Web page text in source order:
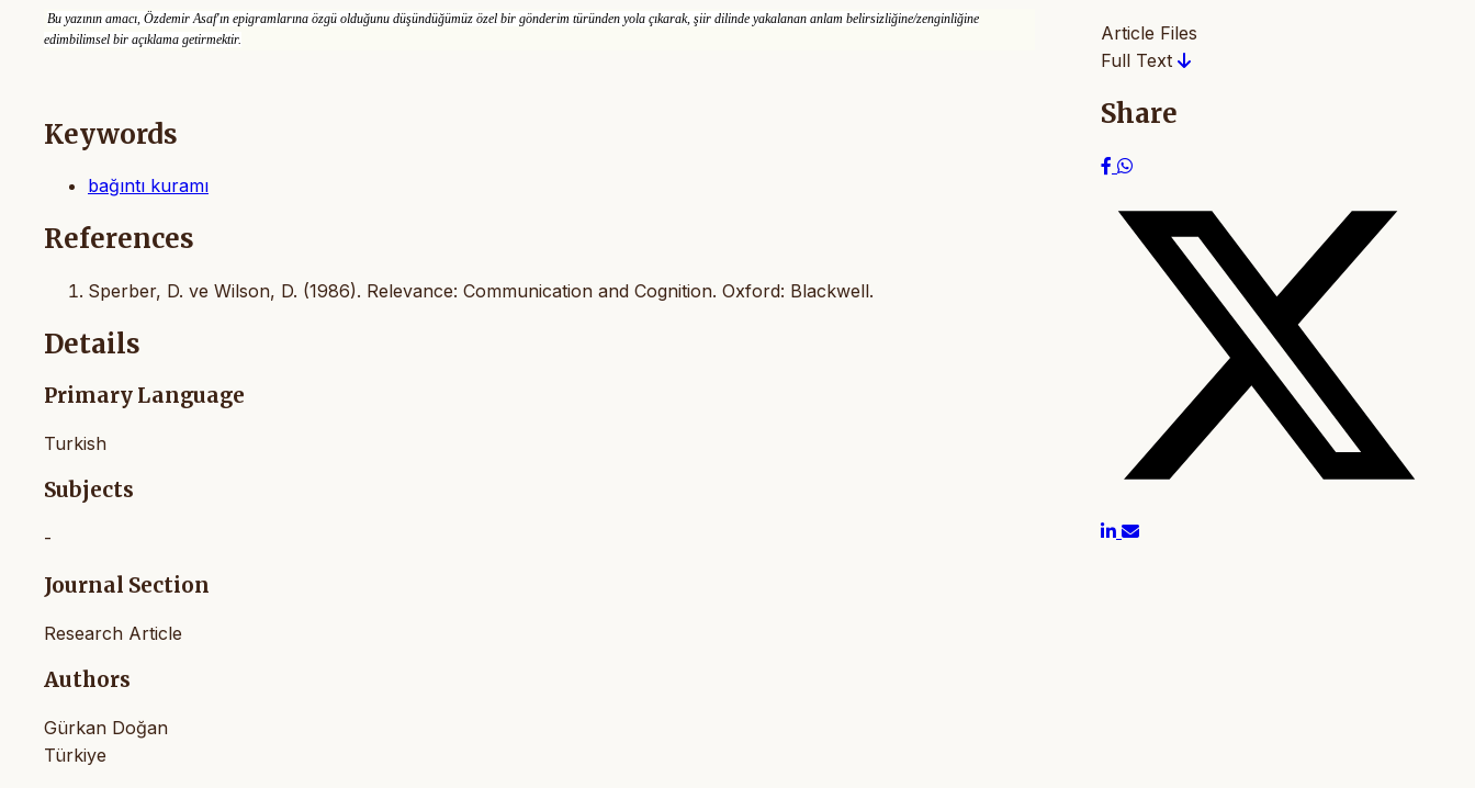
Bu yazının amacı, Özdemir Asaf'ın epigramlarına özgü olduğunu düşündüğümüz özel bir gönderim türünden yola çıkarak, şiir dilinde yakalanan anlam belirsizliğine/zenginliğine
edimbilimsel bir açıklama getirmektir.
Keywords
bağıntı kuramı
References
Sperber, D. ve Wilson, D. (1986). Relevance: Communication and Cognition. Oxford: Blackwell.
Details
Primary Language
Turkish
Subjects
-
Journal Section
Research Article
Authors
Gürkan Doğan
Türkiye
Article Files
Full Text
Share